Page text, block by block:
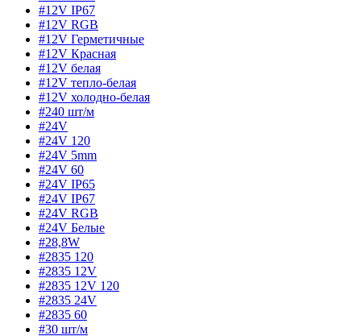
#12V IP67
#12V RGB
#12V Герметичные
#12V Красная
#12V белая
#12V тепло-белая
#12V холодно-белая
#240 шт/м
#24V
#24V 120
#24V 5mm
#24V 60
#24V IP65
#24V IP67
#24V RGB
#24V Белые
#28,8W
#2835 120
#2835 12V
#2835 12V 120
#2835 24V
#2835 60
#30 шт/м